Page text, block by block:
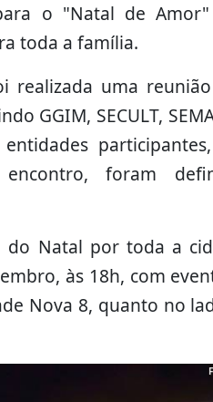
o "Natal de Amor"
toda a família.
realizada uma
GGIM, SECULT,
entidades
foram
Natal por toda a
às 18h, com
Nova 8, quanto no